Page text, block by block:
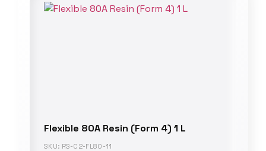
Flexible 80A Resin (Form 4) 1 L
SKU: RS-C2-FL80-11